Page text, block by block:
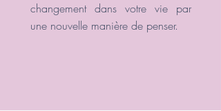
changement dans votre vie par
une nouvelle manière de penser.